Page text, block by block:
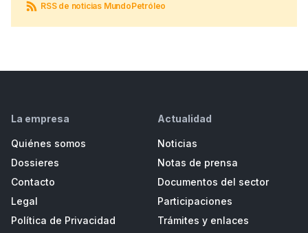
RSS de noticias MundoPetróleo
La empresa
Quiénes somos
Dossieres
Contacto
Legal
Política de Privacidad
Actualidad
Noticias
Notas de prensa
Documentos del sector
Participaciones
Trámites y enlaces